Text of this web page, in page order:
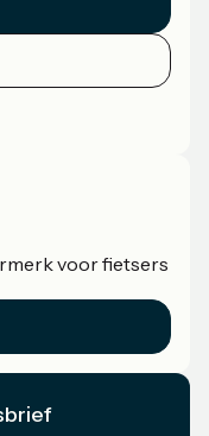
voor fietsers